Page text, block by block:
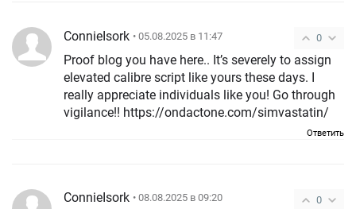
0
ConnieIsork • 05.08.2025 в 11:47
Proof blog you have here.. It’s severely to assign
elevated calibre script like yours these days. I
really appreciate individuals like you! Go through
vigilance!! https://ondactone.com/simvastatin/
Ответить
0
ConnieIsork • 08.08.2025 в 09:20